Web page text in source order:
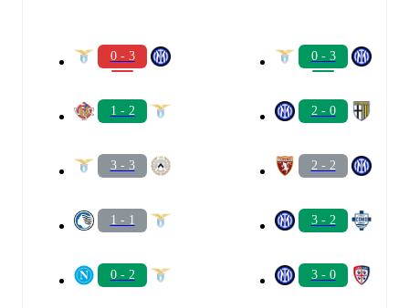
0 - 3
1 - 2
3 - 3
1 - 1
0 - 2
0 - 3
2 - 0
2 - 2
3 - 2
3 - 0